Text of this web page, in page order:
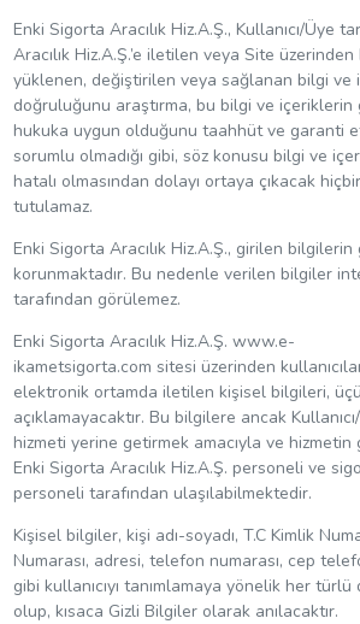
Enki Sigorta Aracılık Hiz.A.Ş., Kullanıcı/Üye
Aracılık Hiz.A.Ş.’e iletilen veya Site
yüklenen, değiştirilen veya sağlanan bilgi ve
doğruluğunu araştırma, bu bilgi ve içeriklerin
hukuka uygun olduğunu taahhüt ve garanti
sorumlu olmadığı gibi, söz konusu bilgi ve
hatalı olmasından dolayı ortaya çıkacak
tutulamaz.
Enki Sigorta Aracılık Hiz.A.Ş., girilen bilgilerin
korunmaktadır. Bu nedenle verilen bilgiler
tarafından görülemez.
Enki Sigorta Aracılık Hiz.A.Ş. www.e-
ikametsigorta.com sitesi üzerinden
elektronik ortamda iletilen kişisel bilgileri,
açıklamayacaktır. Bu bilgilere ancak
hizmeti yerine getirmek amacıyla ve
Enki Sigorta Aracılık Hiz.A.Ş. personeli ve
personeli tarafından ulaşılabilmektedir.
Kişisel bilgiler, kişi adı-soyadı, T.C Kimlik
Numarası, adresi, telefon numarası, cep
gibi kullanıcıyı tanımlamaya yönelik her
olup, kısaca Gizli Bilgiler olarak anılacaktır.